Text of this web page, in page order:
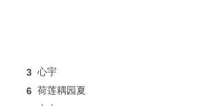
3 心宇
6 荷莲耦园夏